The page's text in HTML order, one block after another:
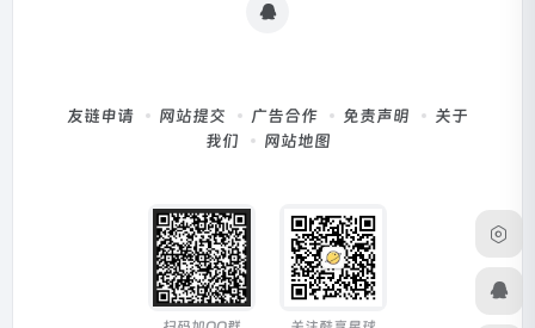
友链申请 网站提交 广告合作 免责声明
关于
我们
网站地图